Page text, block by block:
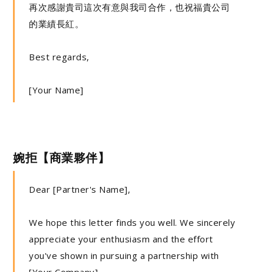
再次感謝貴司這次有意與我司合作，也祝福貴公司
的業績長紅。
Best regards,
[Your Name]
婉拒【商業夥伴】
Dear [Partner's Name],
We hope this letter finds you well. We sincerely
appreciate your enthusiasm and the effort
you've shown in pursuing a partnership with